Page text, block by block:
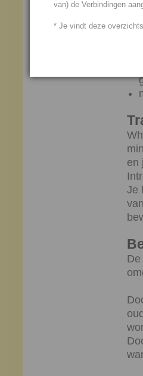
en
Je
van) de Verbindingen
* Je vindt deze